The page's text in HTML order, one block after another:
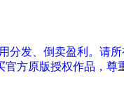
分发、倒卖盈利。请
方原版授权作品，尊